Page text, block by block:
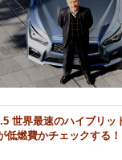
世界最速のハイブリッ
燃費かチェックする！